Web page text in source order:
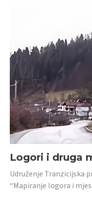
Logori i druga
Udruženje Tranzicijska
“Mapiranje logora i